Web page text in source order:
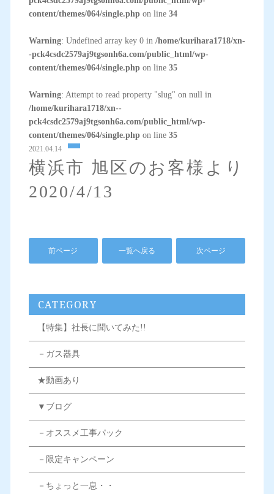
content/themes/064/single.phpon line 34
Warning: Undefined array key 0 in /home/kurihara1718/xn-
-pck4csdc2579aj9tgsonh6a.com/public_html/wp-
content/themes/064/single.phpon line 35
Warning: Attempt to read property "slug" on null in
/home/kurihara1718/xn--
pck4csdc2579aj9tgsonh6a.com/public_html/wp-
content/themes/064/single.phpon line 35
2021.04.14
横浜市 旭区のお客様より
2020/4/13
前ページ 一覧へ戻る 次ページ
CATEGORY
【特集】社長に聞いてみた!!
－ガス器具
★動画あり
▼ブログ
－オススメ工事パック
－限定キャンペーン
－ちょっと一息・・